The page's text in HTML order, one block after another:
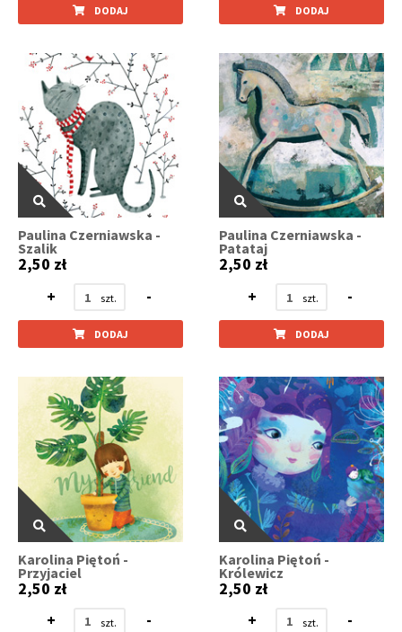
DODAJ DODAJ
Paulina Czerniawska -
Szalik
2,50 zł
+
-
DODAJ
Paulina Czerniawska -
Patataj
2,50 zł
+
-
DODAJ
Karolina Piętoń -
Przyjaciel
2,50 zł
+
-
Karolina Piętoń -
Królewicz
2,50 zł
+
-